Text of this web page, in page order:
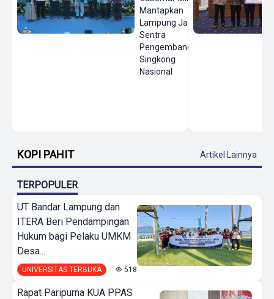
Mantapkan
Lampung Jadi
Sentra
Pengembangan
Singkong
Nasional
KOPI PAHIT Artikel Lainnya
TERPOPULER
UT Bandar Lampung dan
ITERA Beri Pendampingan
Hukum bagi Pelaku UMKM
Desa...
UNIVERSITAS TERBUKA 518
Rapat Paripurna KUA PPAS